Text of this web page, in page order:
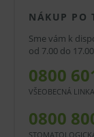
Vlastnosti a
Na
NÁKUP PO
Sme vám k
od 7.00 do
0800
VŠEOBECNÁ LINKA
0800